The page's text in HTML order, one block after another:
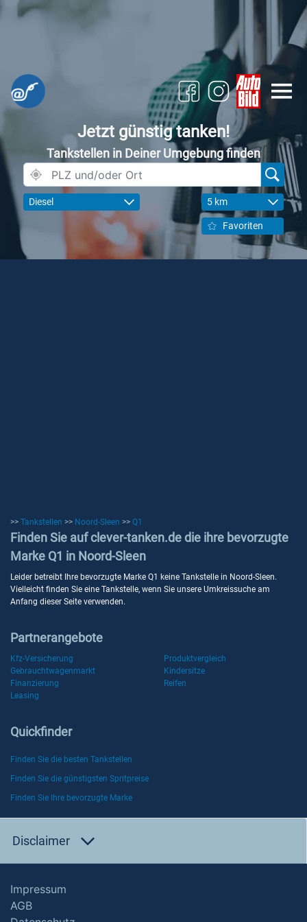
Jetzt günstig tanken!
Tankstellen in Deiner Umgebung finden
Diesel 5 km
Favoriten
>> Tankstellen >> Noord-Sleen >> Q1
Finden Sie auf clever-tanken.de die ihre bevorzugte
Marke Q1 in Noord-Sleen
Leider betreibt Ihre bevorzugte Marke Q1 keine Tankstelle in Noord-Sleen.
Vielleicht finden Sie eine Tankstelle, wenn Sie unsere Umkreissuche am
Anfang dieser Seite verwenden.
Partnerangebote
Kfz-Versicherung
Produktvergleich
Gebrauchtwagenmarkt
Kindersitze
Finanzierung
Reifen
Leasing
Quickfinder
Finden Sie die besten Tankstellen
Finden Sie die günstigsten Spritpreise
Finden Sie Ihre bevorzugte Marke
Disclaimer
Impressum
AGB